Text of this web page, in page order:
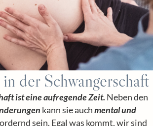
der Schwangerschaft
ist eine aufregende Zeit. Neben den
kann sie auchmental und
sein. Egal was kommt, wir sind